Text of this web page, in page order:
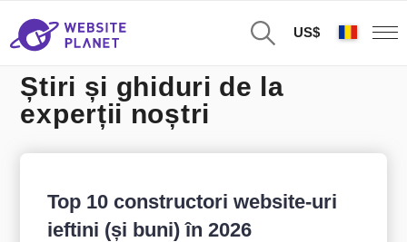
US$
Știri și ghiduri de la
experții noștri
Top 10 constructori website-uri
ieftini (și buni) în 2026